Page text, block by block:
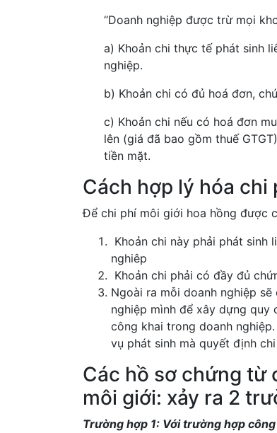
“Doanh nghiệp được trừ mọi
a) Khoản chi thực tế phát sinh
nghiệp.
b) Khoản chi có đủ hoá đơn,
c) Khoản chi nếu có hoá đơn
lên (giá đã bao gồm thuế
tiền mặt.
Cách hợp lý hóa chi
Để chi phí môi giới hoa hồng được
Khoản chi này phải phát sinh
nghiêp
Khoản chi phải có đầy đủ
Ngoài ra mỗi doanh nghiệp
nghiệp mình để xây dựng quy
công khai trong doanh
vụ phát sinh mà quyết định
Các hồ sơ chứng từ
môi giới: xảy ra 2
Trường hợp 1: Với trường hợp